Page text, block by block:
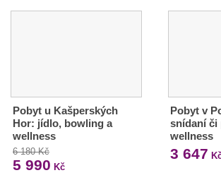
Pobyt u Kašperských
Hor: jídlo, bowling a
wellness
6 180 Kč
5 990 Kč
Pobyt v
snídaní či
wellness
3 647